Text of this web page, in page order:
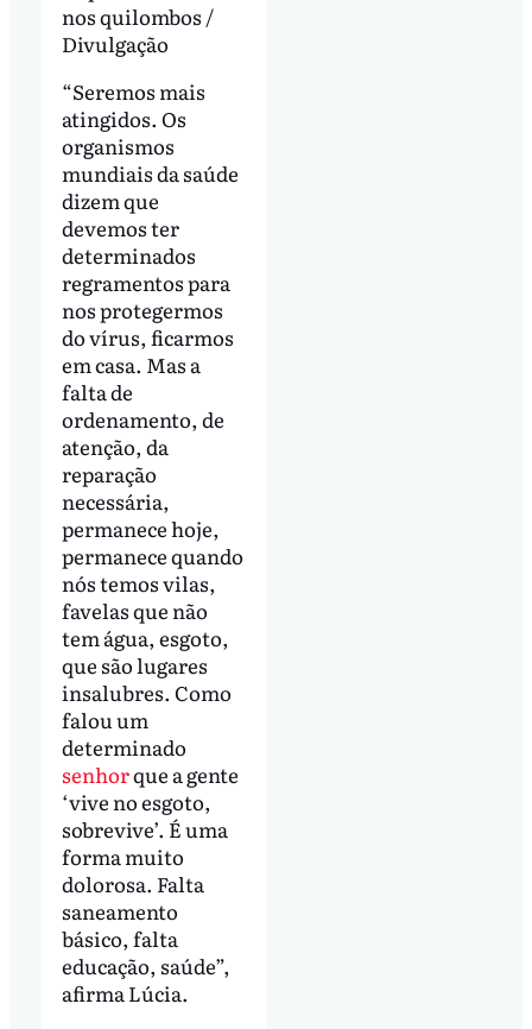
nos quilombos /
Divulgação
“Seremos mais
atingidos. Os
organismos
mundiais da saúde
dizem que
devemos ter
determinados
regramentos para
nos protegermos
do vírus, ficarmos
em casa. Mas a
falta de
ordenamento, de
atenção, da
reparação
necessária,
permanece hoje,
permanece quando
nós temos vilas,
favelas que não
tem água, esgoto,
que são lugares
insalubres. Como
falou um
determinado
senhorque a gente
‘vive no esgoto,
sobrevive’. É uma
forma muito
dolorosa. Falta
saneamento
básico, falta
educação, saúde”,
afirma Lúcia.